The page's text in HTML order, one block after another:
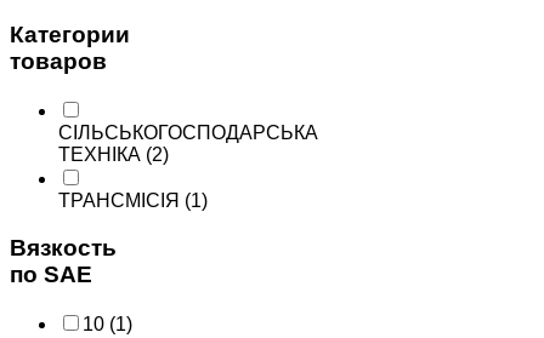
Категории
товаров
СІЛЬСЬКОГОСПОДАРСЬКА
ТЕХНІКА (2)
ТРАНСМІСІЯ (1)
Вязкость
по SAE
10 (1)